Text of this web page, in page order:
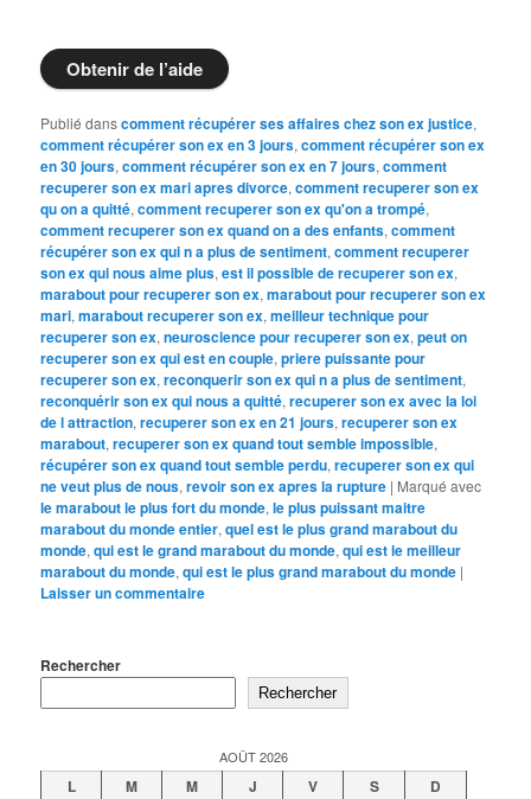
Obtenir de l’aide
Publié danscomment récupérer ses affaires chez son ex justice,
comment récupérer son ex en 3 jours,comment récupérer son ex
en 30 jours,comment récupérer son ex en 7 jours,comment
recuperer son ex mari apres divorce,comment recuperer son ex
qu on a quitté,comment recuperer son ex qu'on a trompé,
comment recuperer son ex quand on a des enfants,comment
récupérer son ex qui n a plus de sentiment,comment recuperer
son ex qui nous aime plus,est il possible de recuperer son ex,
marabout pour recuperer son ex,marabout pour recuperer son ex
mari,marabout recuperer son ex,meilleur technique pour
recuperer son ex,neuroscience pour recuperer son ex,peut on
recuperer son ex qui est en couple,priere puissante pour
recuperer son ex,reconquerir son ex qui n a plus de sentiment,
reconquérir son ex qui nous a quitté,recuperer son ex avec la loi
de l attraction,recuperer son ex en 21 jours,recuperer son ex
marabout,recuperer son ex quand tout semble impossible,
récupérer son ex quand tout semble perdu,recuperer son ex qui
ne veut plus de nous,revoir son ex apres la rupture | Marqué avec
le marabout le plus fort du monde,le plus puissant maitre
marabout du monde entier,quel est le plus grand marabout du
monde,qui est le grand marabout du monde,qui est le meilleur
marabout du monde,qui est le plus grand marabout du monde |
Laisser un commentaire
Rechercher
Rechercher
AOÛT 2026
L M M J V S D